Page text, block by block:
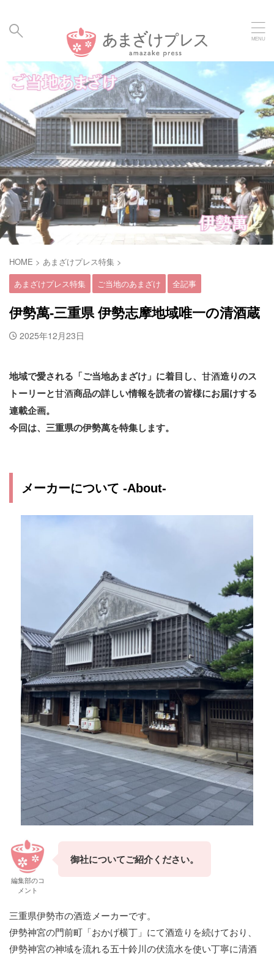
HOME > あまざけプレス特集 >
あまざけプレス特集
ご当地のあまざけ 全記事
伊勢萬-三重県 伊勢志摩地域唯一の清酒蔵
2025年12月23日
地域で愛される「ご当地あまざけ」に着目し、 甘酒造りのス
トーリーと甘酒商品の詳しい情報を読者の皆様にお届けする
連載企画。
今回は、 三重県の伊勢萬を特集します。
メーカーについて -About-
編集部のコ
メント
御社についてご紹介ください。
三重県伊勢市の酒造メーカーです。
伊勢神宮の門前町「おかげ横丁」にて酒造りを続けており、
伊勢神宮の神域を流れる五十鈴川の伏流水を使い丁寧に清酒